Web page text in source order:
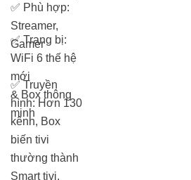
✅ Phù hợp:
Streamer,
Gamer
✅Trang bị:
WiFi 6 thế hệ
mới
& Box thông
minh
✅ Truyền
hình: Hơn 130
kênh, Box
biến tivi
thường thành
Smart tivi,